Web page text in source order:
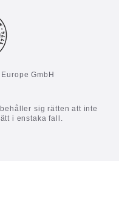
GmbH
sig rätten att inte
i enstaka fall.